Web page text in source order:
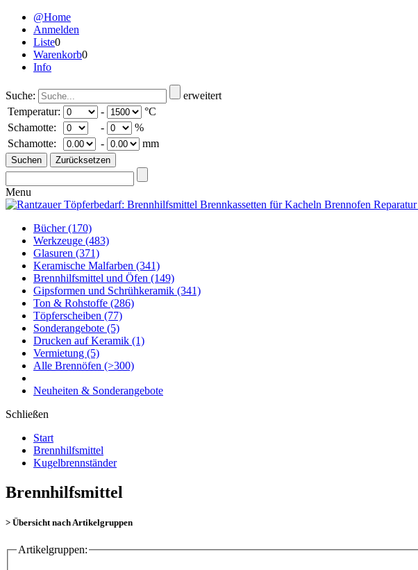
@Home
Anmelden
Liste0
Warenkorb0
Info
Suche:
erweitert
Temperatur:
-
°C
Schamotte:
-
%
Schamotte:
- mm
Menu
Bücher(170)
Werkzeuge (483)
Glasuren (371)
Keramische Malfarben (341)
Brennhilfsmittel und Öfen (149)
Gipsformen und Schrühkeramik (341)
Ton & Rohstoffe (286)
Töpferscheiben (77)
Sonderangebote (5)
Drucken auf Keramik (1)
Vermietung (5)
Alle Brennöfen (>300)
Neuheiten & Sonderangebote
Schließen
Start
Brennhilfsmittel
Kugelbrennständer
Brennhilfsmittel
> Übersicht nach Artikelgruppen
Artikelgruppen: